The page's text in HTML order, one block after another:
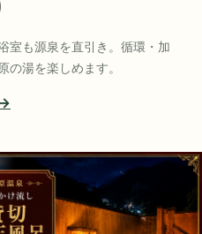
室も源泉を直引き。循環・加
の湯を楽しめます。